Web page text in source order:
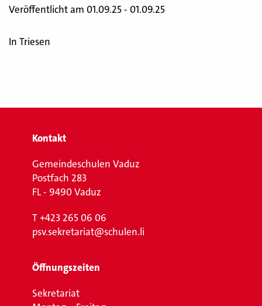
Veröffentlicht am 01.09.25 - 01.09.25
In Triesen
Kontakt
Gemeindeschulen Vaduz
Postfach 283
FL - 9490 Vaduz
T+423 265 06 06
psv.sekretariat@schulen.li
Öffnungszeiten
Sekretariat